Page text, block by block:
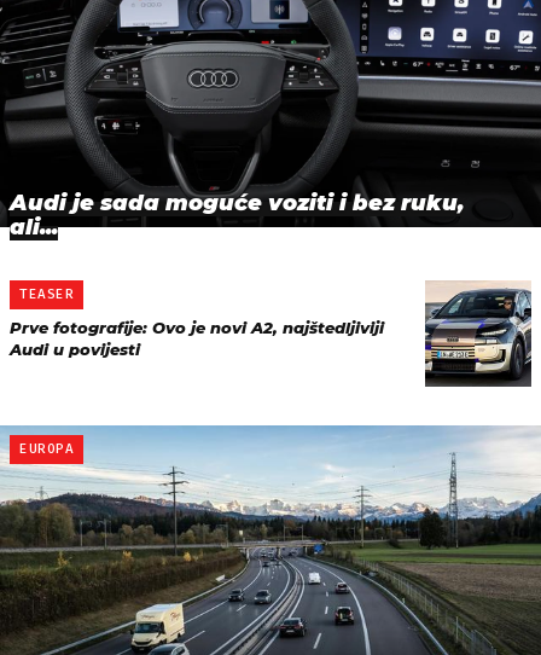
Audi je sada moguće voziti i bez ruku,
ali...
TEASER
Prve fotografije: Ovo je novi A2, najštedljiviji
Audi u povijesti
EUROPA